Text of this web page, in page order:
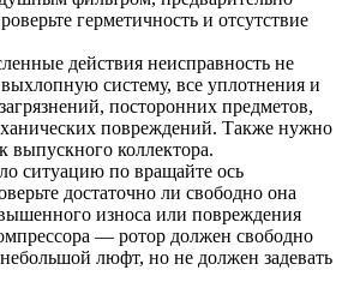
герметичность и отсутствие
действия неисправность не
систему, все уплотнения и
посторонних предметов,
повреждений. Также нужно
выпускного коллектора.
ситуацию по вращайте ось
достаточно ли свободно она
износа или повреждения
— ротор должен свободно
люфт, но не должен задевать